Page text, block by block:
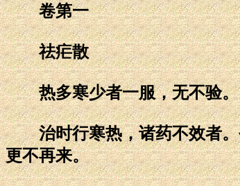
卷第一
祛疟散
热多寒少者一服，无不验。
治时行寒热，诸药不效者。今
更不再来。